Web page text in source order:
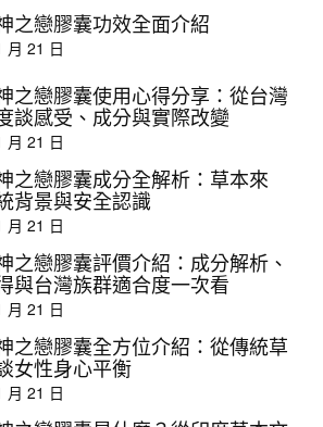
之戀膠囊功效全面介紹
月 21 日
之戀膠囊使用心得分享：從台灣
談感受、成分與實際改變
月 21 日
之戀膠囊成分全解析：草本來
背景與安全認識
月 21 日
之戀膠囊評價介紹：成分解析、
與台灣族群適合度一次看
月 21 日
之戀膠囊全方位介紹：從傳統草
女性身心平衡
月 21 日